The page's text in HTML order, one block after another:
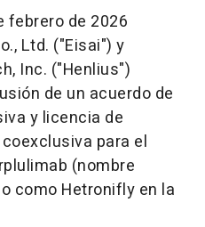
febrero de 2026
Ltd. ("Eisai") y
Inc. ("Henlius")
de un acuerdo de
y licencia de
para el
(nombre
como Hetronifly en la